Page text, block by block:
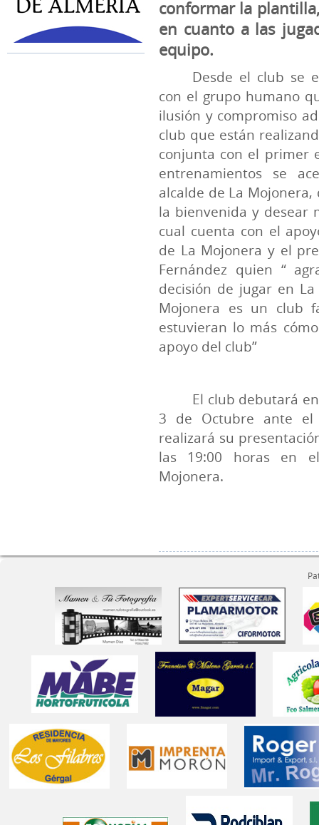
conformar la
en cuanto a las
equipo.
Desde el club se
con el grupo humano
ilusión y compromiso
club que están
conjunta con el primer
entrenamientos se
alcalde de La
la bienvenida y desear
cual cuenta con el
de La Mojonera y el
Fernández quien “
decisión de jugar en
Mojonera es un club
estuvieran lo más
apoyo del club”
El club debutará
3 de Octubre ante el
realizará su
las 19:00 horas en
Mojonera.